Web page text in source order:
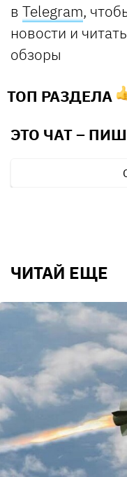
в Telegram,
новости и
обзоры
ТОП РАЗДЕЛА
ЭТО ЧАТ –
ЧИТАЙ ЕЩЕ